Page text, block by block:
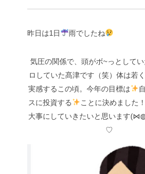
昨日は1日 雨でしたね
気圧の関係で、頭がボ~っとして
ロしていた髙津です（笑）体は若
実感するこの頃。今年の目標は
スに投資する
ことに決めました
大事にしていきたいと思います
♡